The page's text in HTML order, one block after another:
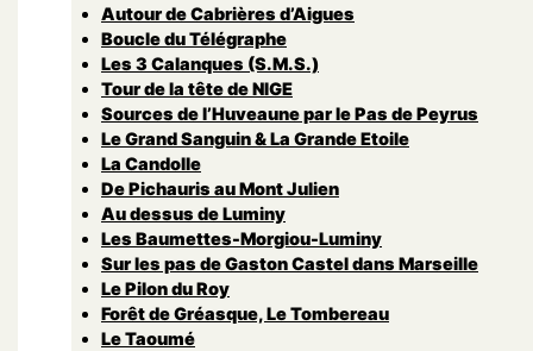
Autour de Cabrières d’Aigues
Boucle du Télégraphe
Les 3 Calanques (S.M.S.)
Tour de la tête de NIGE
Sources de l’Huveaune par le Pas de Peyrus
Le Grand Sanguin & La Grande Etoile
La Candolle
De Pichauris au Mont Julien
Au dessus de Luminy
Les Baumettes-Morgiou-Luminy
Sur les pas de Gaston Castel dans Marseille
Le Pilon du Roy
Forêt de Gréasque, Le Tombereau
Le Taoumé